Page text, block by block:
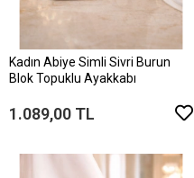
Kadın Abiye Simli Sivri Burun
Blok Topuklu Ayakkabı
1.089,00 TL